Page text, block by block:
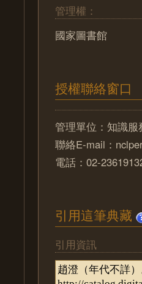
管理權：
國家圖書館
授權聯絡窗口
管理單位：知識服
聯絡E-mail：
電話：02-
引用這筆典藏
引用資訊